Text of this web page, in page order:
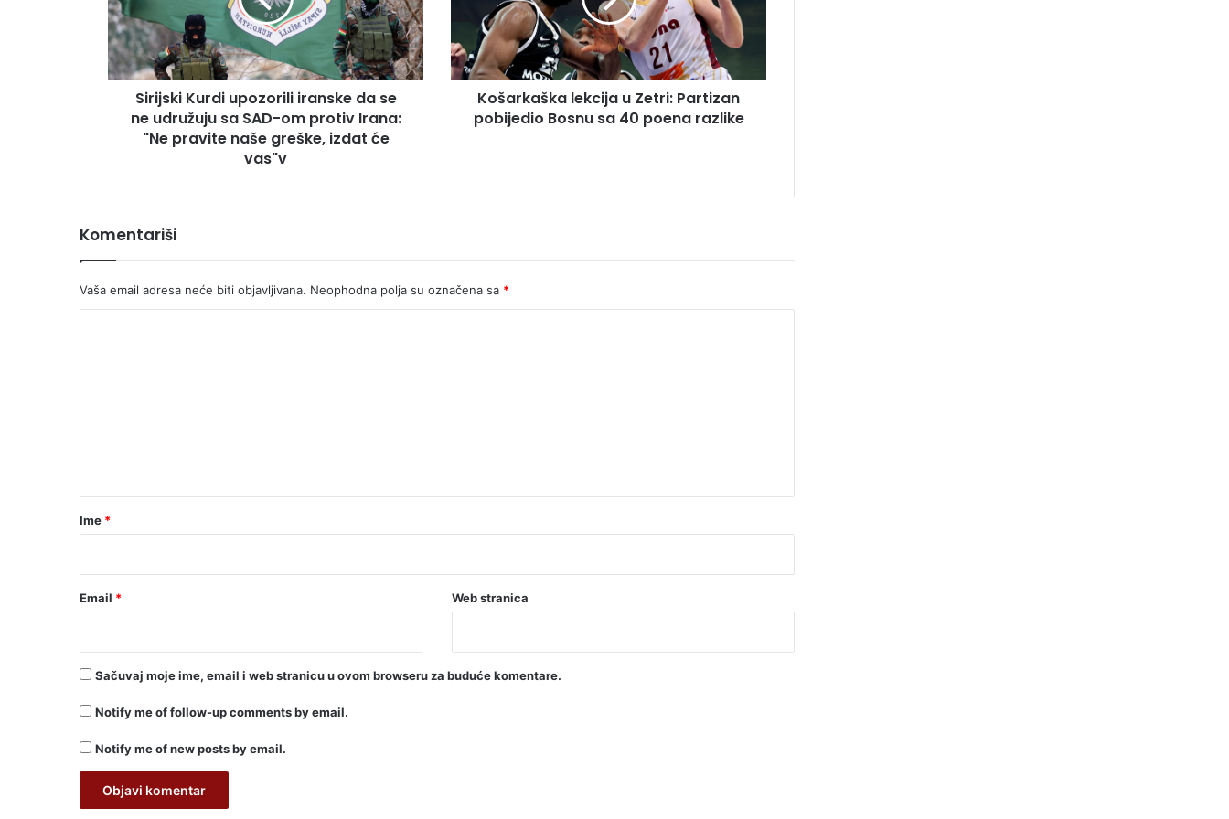
se
ne
udružuju
sa
greške,
vas"v
Sirijski Kurdi upozorili iranske da se
ne udružuju sa SAD-om protiv Irana:
"Ne pravite naše greške, izdat će
vas"v
pobijedio
Bosnu
sa
40
poena
razlike
Košarkaška lekcija u Zetri: Partizan
pobijedio Bosnu sa 40 poena razlike
Komentariši
Vaša email adresa neće biti objavljivana. Neophodna polja su označena sa *
rIme *
Email * Web stranica
Sačuvaj moje ime, email i web stranicu u ovom browseru za buduće komentare.
Notify me of follow-up comments by email.
Notify me of new posts by email.